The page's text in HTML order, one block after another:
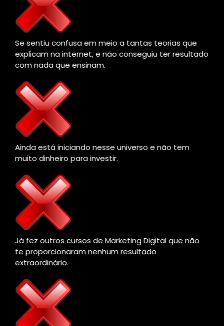
Se sentiu confusa em meio a tantas teorias que
explicam na internet, e não conseguiu ter resultado
com nada que ensinam.
Ainda está iniciando nesse universo e não tem
muito dinheiro para investir.
Já fez outros cursos de Marketing Digital que não
te proporcionaram nenhum resultado
extraordinário.